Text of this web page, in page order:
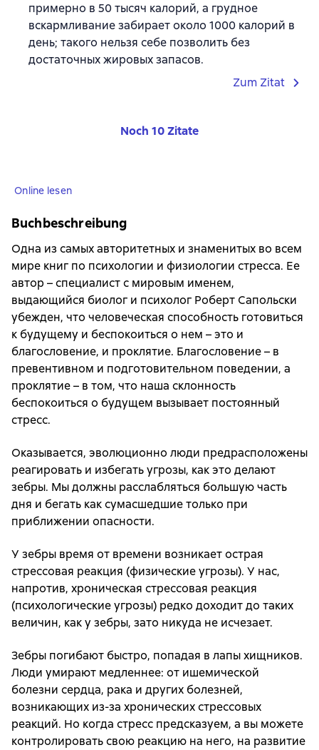
примерно в 50 тысяч калорий, а грудное
вскармливание забирает около 1000 калорий в
день; такого нельзя себе позволить без
достаточных жировых запасов.
Zum Zitat
Noch 10 Zitate
Online lesen
Buchbeschreibung
Одна из самых авторитетных и знаменитых во всем
мире книг по психологии и физиологии стресса. Ее
автор – специалист с мировым именем,
выдающийся биолог и психолог Роберт Сапольски
убежден, что человеческая способность готовиться
к будущему и беспокоиться о нем – это и
благословение, и проклятие. Благословение – в
превентивном и подготовительном поведении, а
проклятие – в том, что наша склонность
беспокоиться о будущем вызывает постоянный
стресс.
Оказывается, эволюционно люди предрасположены
реагировать и избегать угрозы, как это делают
зебры. Мы должны расслабляться большую часть
дня и бегать как сумасшедшие только при
приближении опасности.
У зебры время от времени возникает острая
стрессовая реакция (физические угрозы). У нас,
напротив, хроническая стрессовая реакция
(психологические угрозы) редко доходит до таких
величин, как у зебры, зато никуда не исчезает.
Зебры погибают быстро, попадая в лапы хищников.
Люди умирают медленнее: от ишемической
болезни сердца, рака и других болезней,
возникающих из-за хронических стрессовых
реакций. Но когда стресс предсказуем, а вы можете
контролировать свою реакцию на него, на развитие